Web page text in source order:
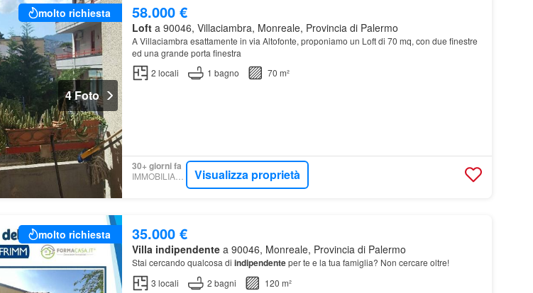
molto richiesta
4 Foto
58.000 €
Lofta 90046, Villaciambra, Monreale, Provincia di Palermo
A Villaciambra esattamente in via Altofonte, proponiamo un Loft di 70 mq, con due finestre
ed una grande porta finestra
2 locali 1 bagno 70 m²
30+ giorni fa
IMMOBILIARE.IT Visualizza proprietà
molto richiesta 35.000 €
Villa indipendentea 90046, Monreale, Provincia di Palermo
Stai cercando qualcosa di indipendenteper te e la tua famiglia? Non cercare oltre!
3 locali 2 bagni 120 m²